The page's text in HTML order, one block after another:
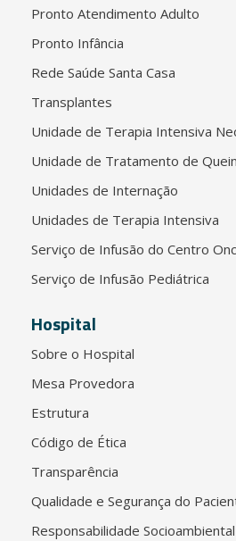
Pronto Atendimento Adulto
Pronto Infância
Rede Saúde Santa Casa
Transplantes
Unidade de Terapia Intensiva
Unidade de Tratamento de
Unidades de Internação
Unidades de Terapia Intensiva
Serviço de Infusão do Centro
Serviço de Infusão Pediátrica
Hospital
Sobre o Hospital
Mesa Provedora
Estrutura
Código de Ética
Transparência
Qualidade e Segurança do
Responsabilidade Socioambiental